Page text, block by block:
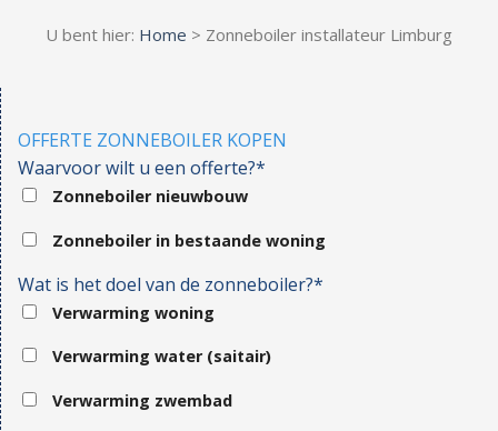
U bent hier: Home > Zonneboiler installateur Limburg
OFFERTE ZONNEBOILER KOPEN
Waarvoor wilt u een offerte?*
Zonneboiler nieuwbouw
Zonneboiler in bestaande woning
Wat is het doel van de zonneboiler?*
Verwarming woning
Verwarming water (saitair)
Verwarming zwembad